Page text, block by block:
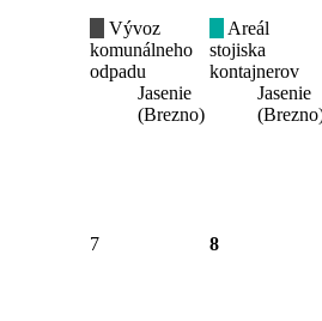
Vývoz
komunálneho
odpadu
Jasenie
(Brezno)
Areál
stojiska
kontajnerov
Jasenie
7 8